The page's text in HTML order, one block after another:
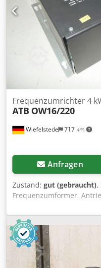
Wiefelstede 717 km
Frequenzumrichter 4
ATB OW16/220
Anfragen
Zustand: gut (gebraucht),
Frequenzumformer,
Variable Speed Drive
A -Eingang: 220 V -
0-100 Hz -Anzahl: 1
300/270/H110 mm -